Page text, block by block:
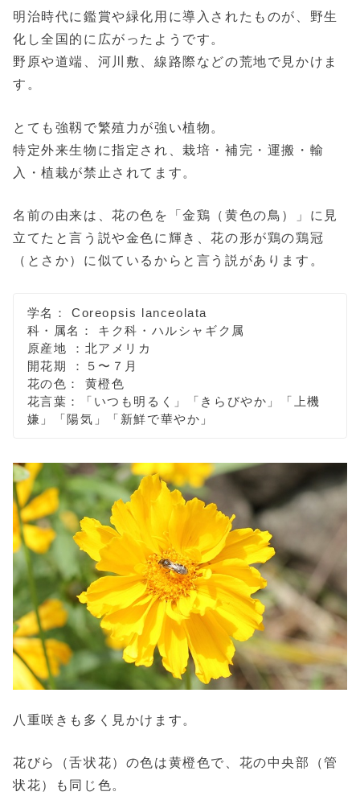
明治時代に鑑賞や緑化用に導入されたものが、野生
化し全国的に広がったようです。
野原や道端、河川敷、線路際などの荒地で見かけま
す。
とても強靱で繁殖力が強い植物。
特定外来生物に指定され、栽培・補完・運搬・輸
入・植栽が禁止されてます。
名前の由来は、花の色を「金鶏（黄色の鳥）」に見
立てたと言う説や金色に輝き、花の形が鶏の鶏冠
（とさか）に似ているからと言う説があります。
学名： Coreopsis lanceolata
科・属名： キク科・ハルシャギク属
原産地 ：北アメリカ
開花期 ：５〜７月
花の色： 黄橙色
花言葉：「いつも明るく」「きらびやか」「上機
嫌」「陽気」「新鮮で華やか」
八重咲きも多く見かけます。
花びら（舌状花）の色は黄橙色で、花の中央部（管
状花）も同じ色。